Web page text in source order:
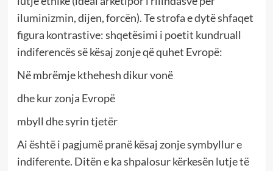
iluminizmin, dijen, forcën). Te strofa e dytë shfaqet
figura kontrastive: shqetësimi i poetit kundruall
indiferencës së kësaj zonje që quhet Evropë:
Në mbrëmje kthehesh dikur vonë
dhe kur zonja Evropë
mbyll dhe syrin tjetër
Ai është i pagjumë pranë kësaj zonje symbyllur e
indiferente. Ditën e ka shpalosur kërkesën lutje të